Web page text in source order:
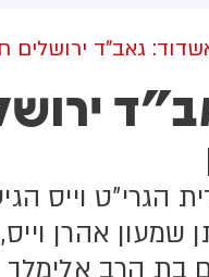
גאב"ד ירושלים
הגרי"ט וייס
שמעון אהרן